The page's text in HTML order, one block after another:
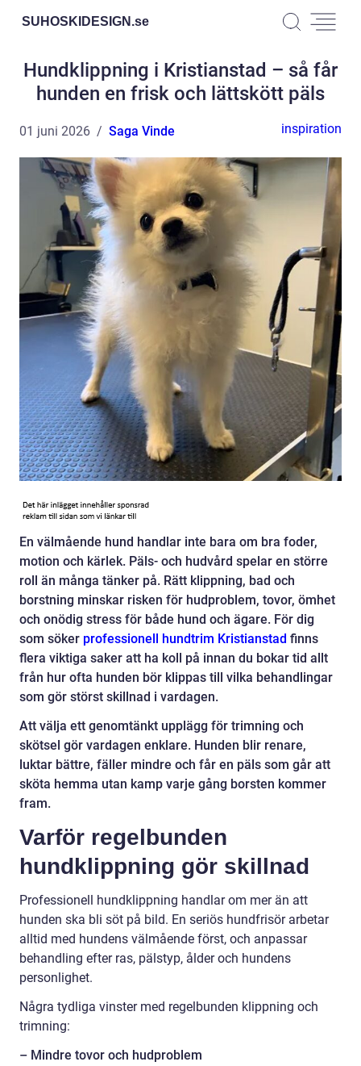
SUHOSKIDESIGN.se
Hundklippning i Kristianstad – så får
hunden en frisk och lättskött päls
01 juni 2026 Saga Vinde inspiration
En välmående hund handlar inte bara om bra foder,
motion och kärlek. Päls- och hudvård spelar en större
roll än många tänker på. Rätt klippning, bad och
borstning minskar risken för hudproblem, tovor, ömhet
och onödig stress för både hund och ägare. För dig
som söker professionell hundtrim Kristianstad finns
flera viktiga saker att ha koll på innan du bokar tid allt
från hur ofta hunden bör klippas till vilka behandlingar
som gör störst skillnad i vardagen.
Att välja ett genomtänkt upplägg för trimning och
skötsel gör vardagen enklare. Hunden blir renare,
luktar bättre, fäller mindre och får en päls som går att
sköta hemma utan kamp varje gång borsten kommer
fram.
Varför regelbunden
hundklippning gör skillnad
Professionell hundklippning handlar om mer än att
hunden ska bli söt på bild. En seriös hundfrisör arbetar
alltid med hundens välmående först, och anpassar
behandling efter ras, pälstyp, ålder och hundens
personlighet.
Några tydliga vinster med regelbunden klippning och
trimning:
– Mindre tovor och hudproblem